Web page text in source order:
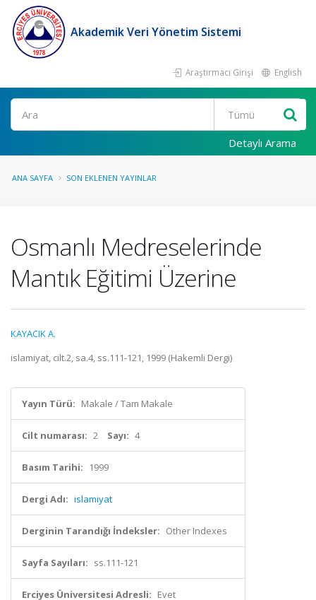
Akademik Veri Yönetim Sistemi
Araştırmacı Girişi English
Ara
Detaylı Arama
ANA SAYFA SON EKLENEN YAYINLAR
Osmanlı Medreselerinde
Mantık Eğitimi Üzerine
KAYACIK A.
islamiyat, cilt.2, sa.4, ss.111-121, 1999 (Hakemli Dergi)
Yayın Türü: Makale / Tam Makale
Cilt numarası: 2 Sayı: 4
Basım Tarihi: 1999
Dergi Adı: islamiyat
Derginin Tarandığı İndeksler: Other Indexes
Sayfa Sayıları: ss.111-121
Erciyes Üniversitesi Adresli: Evet